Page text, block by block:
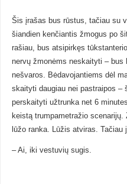
Šis įrašas bus rūstus, tačiau su
šiandien kenčiantis žmogus po
rašiau, bus atsipirkęs
nervų žmonėms neskaityti – bus
nešvaros. Bėdavojantiems dėl
skaityti daugiau nei pastraipos –
perskaityti užtrunka net 6
keistą trumpametražio
lūžo ranka. Lūžis atviras.
– Ai, iki vestuvių sugis.